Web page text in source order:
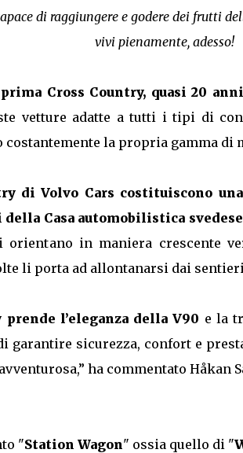
di raggiungere e godere dei frutti
vivi pienamente, adesso!
prima Cross Country, quasi 20
vetture adatte a tutti i tipi di
la propria gamma di
di Volvo Cars costituiscono
Casa automobilistica svedese
orientano in maniera crescente
li porta ad allontanarsi dai
l’eleganza della V90 e la
garantire sicurezza, confort e
ha commentato Håkan
"Station Wagon" ossia quello di "